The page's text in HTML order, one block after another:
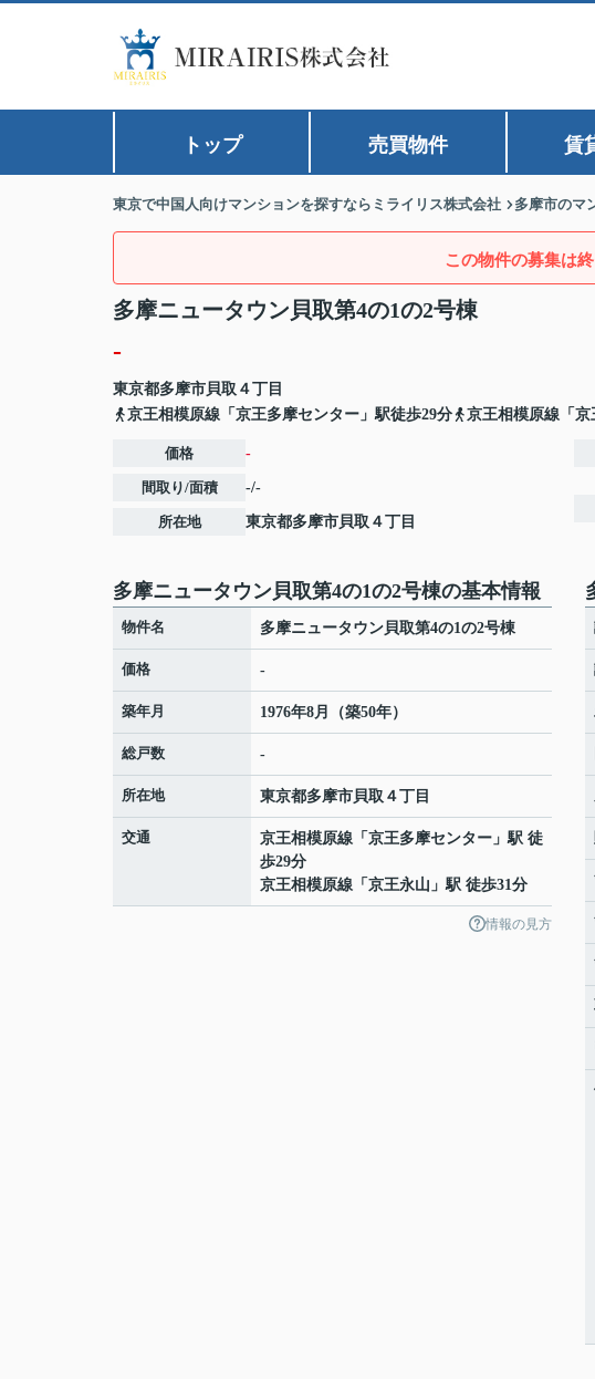
トップ 売買物件 賃
東京で中国人向けマンションを探すならミライリス株式会社 多摩市のマ
この物件の募集は終
多摩ニュータウン貝取第4の1の2号棟
-
東京都多摩市貝取 ４丁目
京王相模原線「京王多摩センター」駅徒歩29分
京王相模原線「
価格 -
間取り/面積 -/-
所在地 東京都多摩市貝取 ４丁目
多摩ニュータウン貝取第4の1の2号棟の基本情報
物件名 多摩ニュータウン貝取第4の1の2号棟
価格 -
築年月 1976年8月（築50年）
総戸数 -
所在地 東京都多摩市貝取 ４丁目
交通 京王相模原線 「 京王多摩センター 」駅 徒
歩29分
京王相模原線 「 京王永山 」駅 徒歩31分
情報の見方